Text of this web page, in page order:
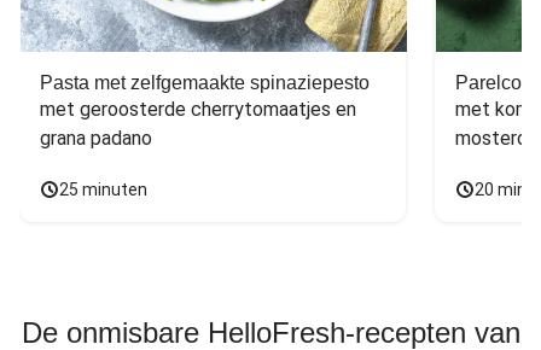
Pasta met zelfgemaakte spinaziepesto
met geroosterde cherrytomaatjes en
grana padano
25 minuten
met
20
De onmisbare HelloFresh-recepten van